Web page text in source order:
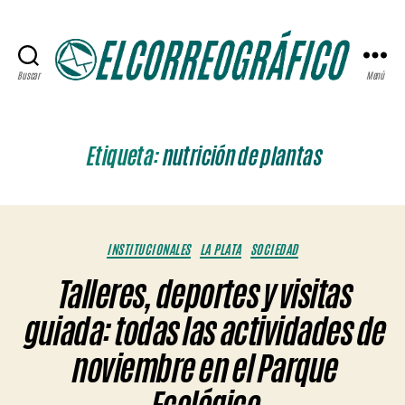
Buscar Menú
Etiqueta:nutrición de plantas
Categorías
INSTITUCIONALES LA PLATA SOCIEDAD
Talleres, deportes y visitas
guiada: todas las actividades de
noviembre en el Parque